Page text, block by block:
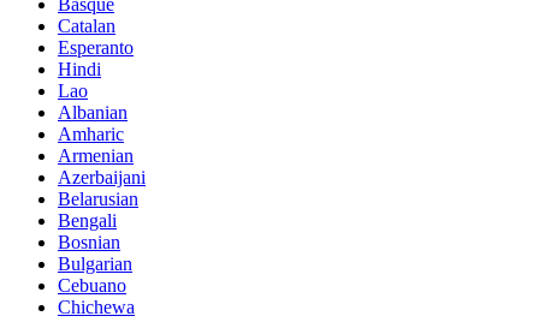
Basque
Catalan
Esperanto
Hindi
Lao
Albanian
Amharic
Armenian
Azerbaijani
Belarusian
Bengali
Bosnian
Bulgarian
Cebuano
Chichewa